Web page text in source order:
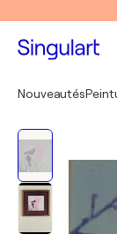
Nouveautés